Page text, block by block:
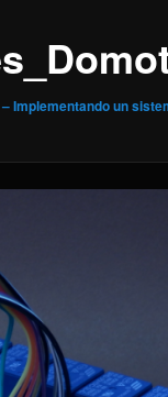
Implementando un